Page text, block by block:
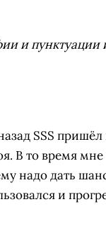
и пунктуации
SSS
В то время
надо дать
и